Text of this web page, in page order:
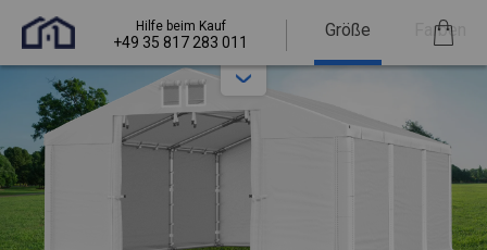
Hilfe beim Kauf
+49 35 817 283 011
Größe Farben